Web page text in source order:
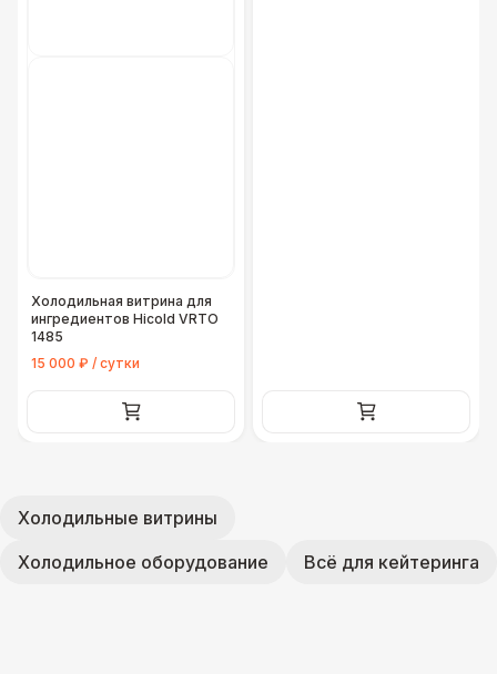
Холодильная витрина для
ингредиентов Hicold VRTO
1485
15 000 ₽ / сутки
Холодильные витрины
Холодильное оборудование
Всё для кейтеринга